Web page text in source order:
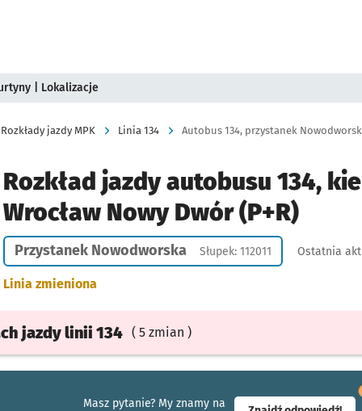
| Lokalizacje
Rozkłady jazdy MPK Linia 134 Autobus 134, przystanek
Rozkład jazdy autobusu 134,
Wrocław Nowy Dwór (P+R)
Przystanek Nowodworska Słupek: 112011 Ostatnia
Linia zmieniona
jazdylinii 134 ( 5 zmian )
Masz pytanie? My znamy na